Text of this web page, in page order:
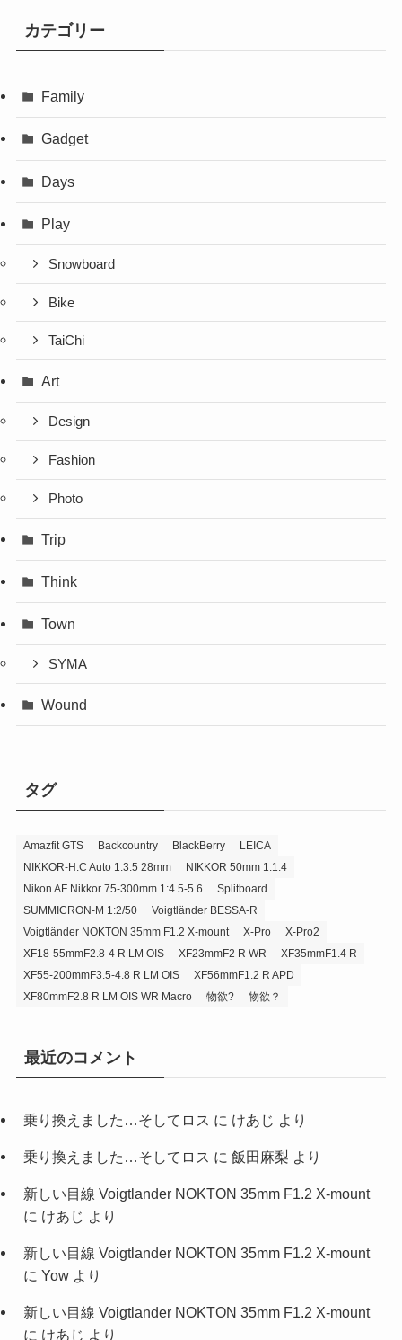
カテゴリー
Family
Gadget
Days
Play
Snowboard
Bike
TaiChi
Art
Design
Fashion
Photo
Trip
Think
Town
SYMA
Wound
タグ
Amazfit GTS Backcountry BlackBerry
LEICA
NIKKOR-H.C Auto 1:3.5 28mm
NIKKOR 50mm 1:1.4
Nikon AF Nikkor 75-300mm 1:4.5-5.6
Splitboard
SUMMICRON-M 1:2/50
Voigtländer BESSA-R
Voigtländer NOKTON 35mm F1.2 X-mount
X-Pro
X-Pro2
XF18-55mmF2.8-4 R LM OIS
XF23mmF2 R WR
XF35mmF1.4 R
XF55-200mmF3.5-4.8 R LM OIS
XF56mmF1.2 R APD
XF80mmF2.8 R LM OIS WR Macro
物欲? 物欲？
最近のコメント
乗り換えました…そしてロス に けあじ より
乗り換えました…そしてロス に 飯田麻梨 より
新しい目線 Voigtlander NOKTON 35mm F1.2 X-mount
に けあじ より
新しい目線 Voigtlander NOKTON 35mm F1.2 X-mount
に Yowより
新しい目線 Voigtlander NOKTON 35mm F1.2 X-mount
に けあじ より